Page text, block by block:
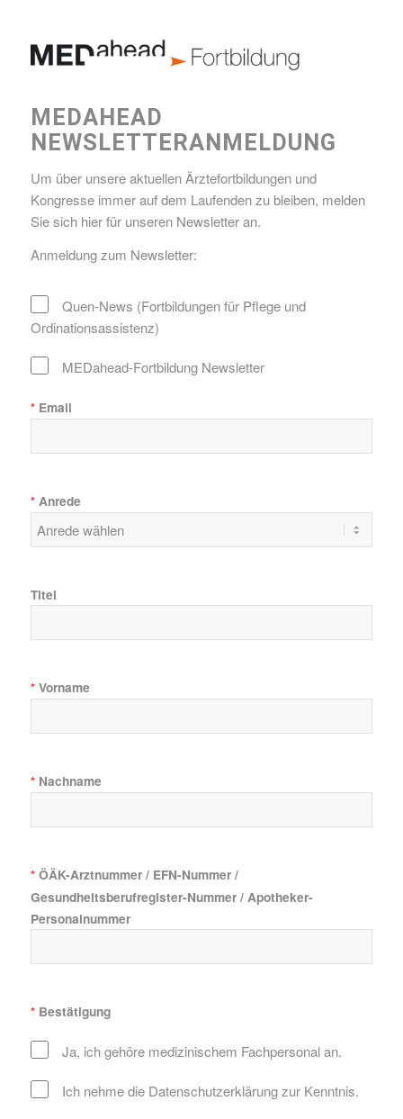
MEDAHEAD
NEWSLETTERANMELDUNG
Um über unsere aktuellen Ärztefortbildungen und
Kongresse immer auf dem Laufenden zu bleiben, melden
Sie sich hier für unseren Newsletter an.
Anmeldung zum Newsletter:
Quen-News (Fortbildungen für Pflege und
Ordinationsassistenz)
MEDahead-Fortbildung Newsletter
*Email
*Anrede
Titel
*Vorname
*Nachname
*ÖÄK-Arztnummer / EFN-Nummer /
Gesundheitsberufregister-Nummer / Apotheker-
Personalnummer
*Bestätigung
Ja, ich gehöre medizinischem Fachpersonal an.
Ich nehme die Datenschutzerklärungzur Kenntnis.